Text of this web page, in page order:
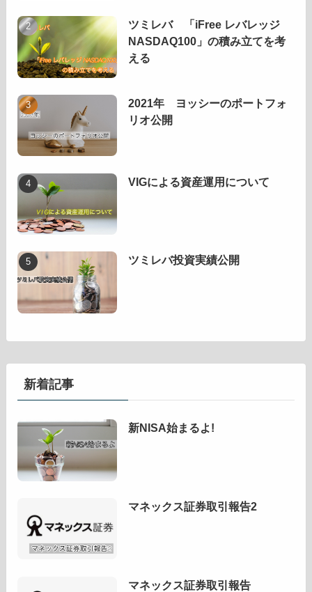
ツミレバ 「iFree レバレッジ
NASDAQ100」の積み立てを考
える
2021年 ヨッシーのポートフォ
リオ公開
VIGによる資産運用について
ツミレバ投資実績公開
新着記事
新NISA始まるよ!
マネックス証券取引報告2
マネックス証券取引報告